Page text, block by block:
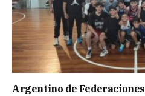
Argentino de